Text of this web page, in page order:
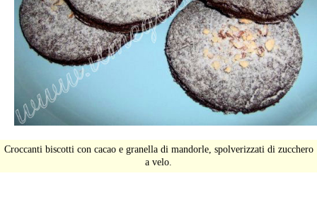
Croccanti biscotti con cacao e granella di mandorle, spolverizzati di zucchero
a velo.